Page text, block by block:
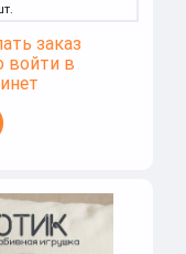
заказ
войти в